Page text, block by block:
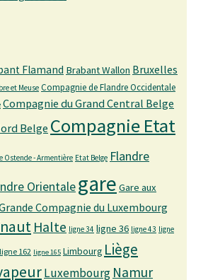
Flamand Brabant Wallon Bruxelles
et Meuse Compagnie de Flandre Occidentale
Compagnie du Grand Central Belge
Belge Compagnie Etat
Ostende - Armentière Etat Belge Flandre
Orientalegare Gare aux
Compagnie du Luxembourg
Halte ligne 34 ligne 36 ligne 43 ligne
ligne 162 ligne 165 Limbourg Liège
Luxembourg Namur